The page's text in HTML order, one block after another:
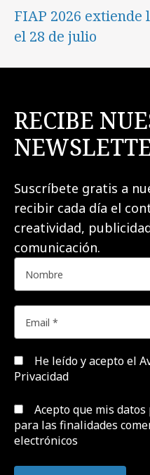
FIAP 2026
el 28 de julio
RECIBE
Suscríbete gratis a
recibir cada día el
creatividad,
comunicación.
He leído y acepto el
Privacidad
Acepto que mis
para las finalidades
electrónicos